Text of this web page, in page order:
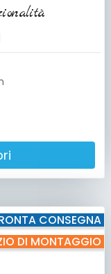
CONSEGNA
DI MONTAGGIO